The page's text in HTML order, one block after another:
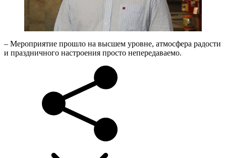
– Мероприятие прошло на высшем уровне, атмосфера радости
и праздничного настроения просто непередаваемо.